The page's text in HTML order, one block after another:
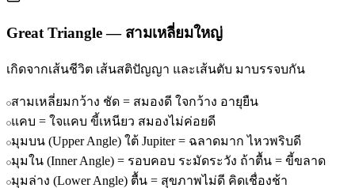
Great Triangle— สามเหลี่ยมใหญ่
เกิดจากเส้นชีวิต เส้นสติปัญญา และเส้นตับ มาบรรจบกัน
สามเหลี่ยมกว้าง ชัด = สมองดี ใจกว้าง อายุยืน
แคบ = ใจแคบ ขี้เหนียว สมองไม่ค่อยดี
มุมบน (Upper Angle) ใต้ Jupiter = ฉลาดมาก ไหวพริบดี
มุมใน (Inner Angle) = รอบคอบ ระมัดระวัง ถ้าตื้น = ขี้ขลาด
มุมล่าง (Lower Angle) ตื้น = สุขภาพไม่ดี คิดเชื่องช้า